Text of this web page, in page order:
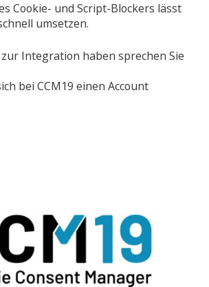
Cookie- und Script-Blockers lässt
umsetzen.
Integration haben sprechen Sie
bei CCM19 einen Account